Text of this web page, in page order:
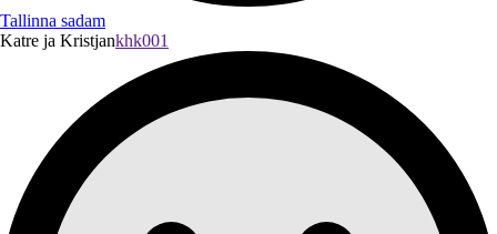
Tallinna sadam
Katre ja Kristjankhk001